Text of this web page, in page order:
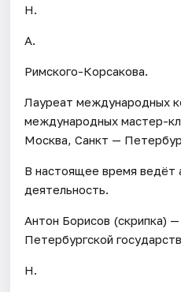
Н.
А.
Римского-Корсакова.
Лауреат международных
международных мастер-
Москва, Санкт —
В настоящее время ведёт
деятельность.
Антон Борисов (скрипка)
Петербургской
Н.